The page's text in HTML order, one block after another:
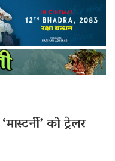
को ट्रेलर